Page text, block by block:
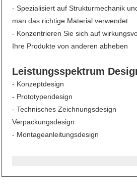
- Spezialisiert auf Strukturmechanik
man das richtige Material verwendet
- Konzentrieren Sie sich auf
Ihre Produkte von anderen abheben
Leistungsspektrum
- Konzeptdesign
- Prototypendesign
- Technisches Zeichnungsdesign
Verpackungsdesign
- Montageanleitungsdesign